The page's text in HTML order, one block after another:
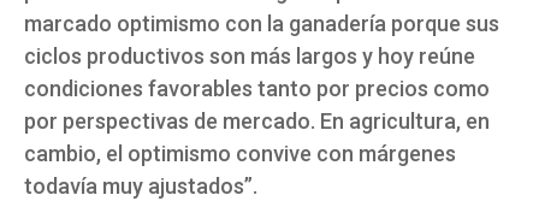
marcado optimismo con la ganadería porque sus
ciclos productivos son más largos y hoy reúne
condiciones favorables tanto por precios como
por perspectivas de mercado. En agricultura, en
cambio, el optimismo convive con márgenes
todavía muy ajustados”.